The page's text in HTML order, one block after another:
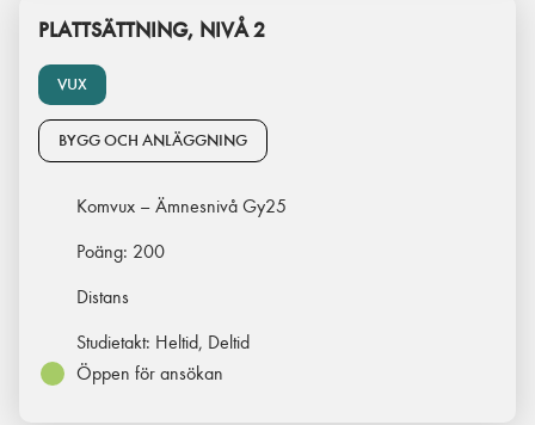
VUX
PLATTSÄTTNING, NIVÅ 2
BYGG OCH ANLÄGGNING
Komvux – Ämnesnivå Gy25
Poäng: 200
Distans
Studietakt: Heltid, Deltid
Öppen för ansökan